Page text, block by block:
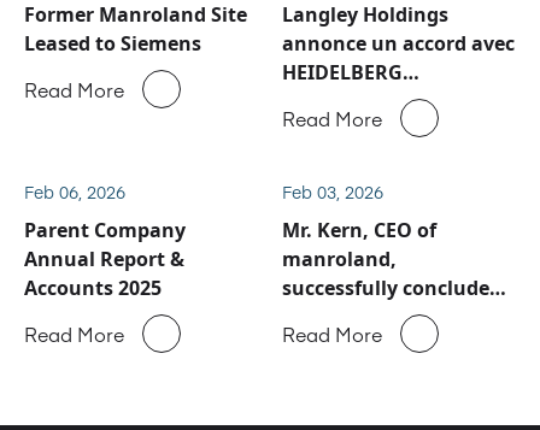
Former Manroland Site
Leased to Siemens
Read More
Langley Holdings
annonce un accord avec
HEIDELBERG
concernant les activités
de service après-vente
de Manroland Sheetfed
Read More
Feb 06, 2026
Parent Company
Annual Report &
Accounts 2025
Read More
Feb 03, 2026
Mr. Kern, CEO of
manroland,
successfully concluded
his visit to China
Read More